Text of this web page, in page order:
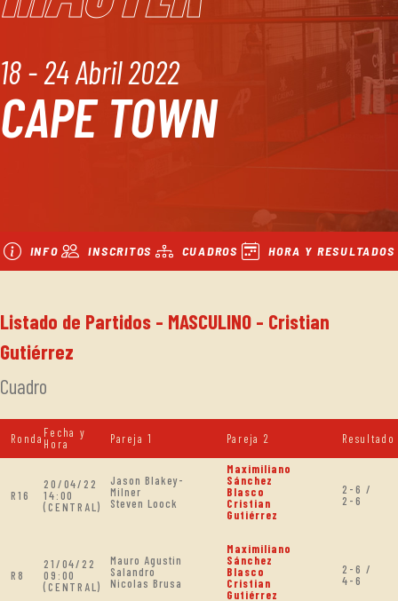
18 - 24 Abril 2022
CAPE TOWN
INFO INSCRITOS CUADROS HORA Y RESULTADOS
Listado de Partidos - MASCULINO - Cristian
Gutiérrez
Cuadro
Ronda Fecha y
Hora
Pareja 1 Pareja 2 Resultado
R16
20/04/22
14:00
(CENTRAL)
Jason Blakey-
Milner
Steven Loock
Maximiliano
Sánchez
Blasco
Cristian
Gutiérrez
2-6 /
2-6
R8
21/04/22
09:00
(CENTRAL)
Mauro Agustin
Salandro
Nicolas Brusa
Maximiliano
Sánchez
Blasco
Cristian
Gutiérrez
2-6 /
4-6